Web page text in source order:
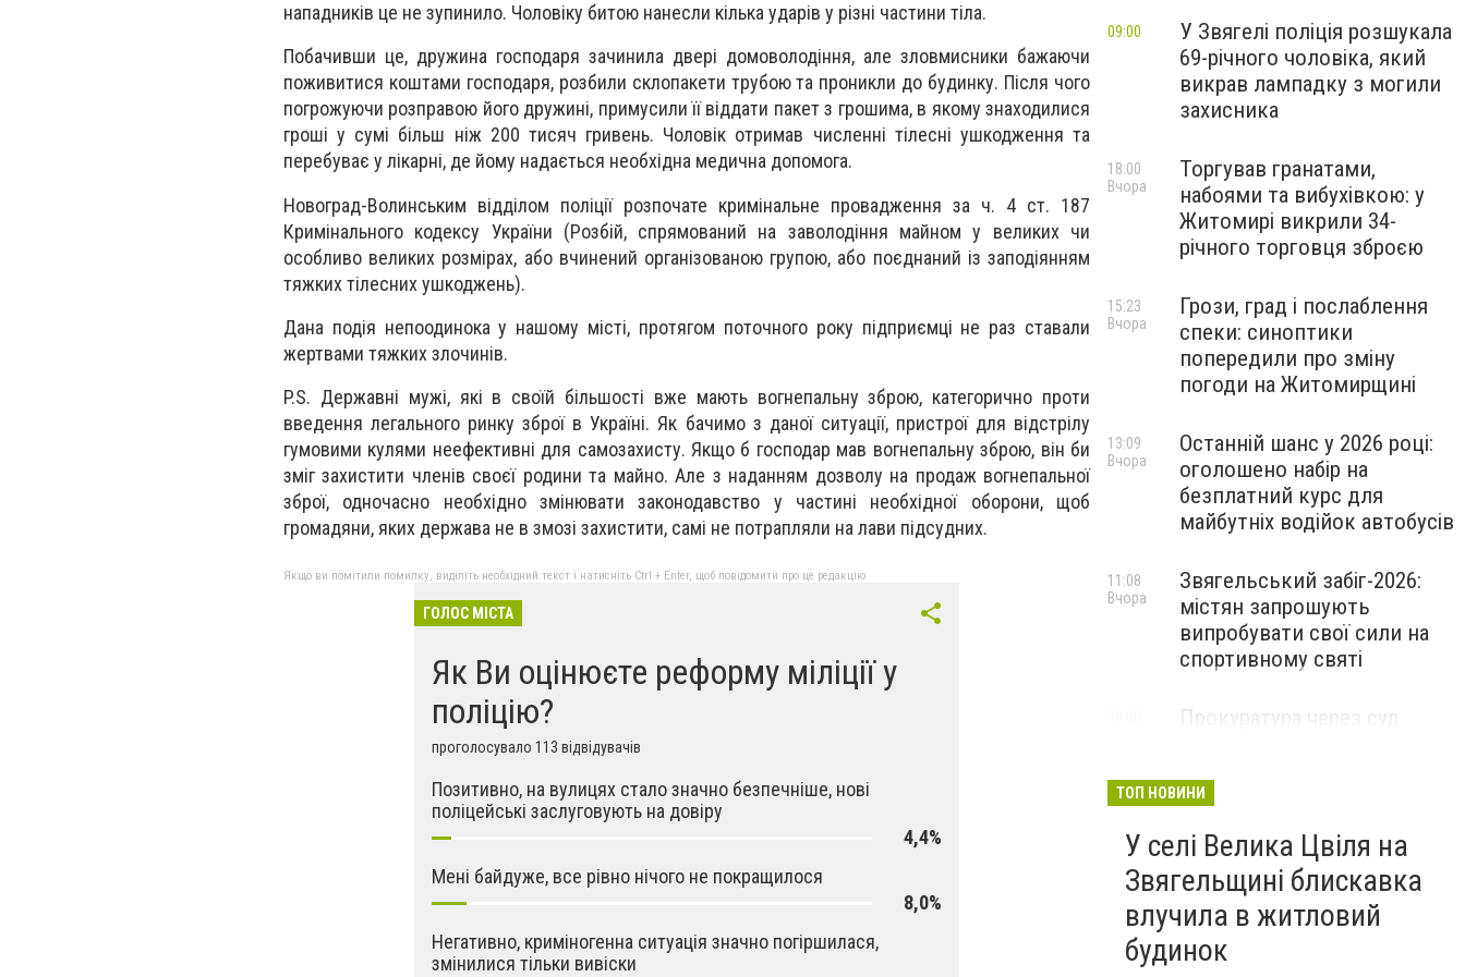
нападників це не зупинило. Чоловіку битою нанесли кілька ударів у різні частини тіла.
Побачивши це, дружина господаря зачинила двері домоволодіння, але зловмисники бажаючи
поживитися коштами господаря, розбили склопакети трубою та проникли до будинку. Після чого
погрожуючи розправою його дружині, примусили її віддати пакет з грошима, в якому знаходилися
гроші у сумі більш ніж 200 тисяч гривень. Чоловік отримав численні тілесні ушкодження та
перебуває у лікарні, де йому надається необхідна медична допомога.
Новоград-Волинським відділом поліції розпочате кримінальне провадження за ч. 4 ст. 187
Кримінального кодексу України (Розбій, спрямований на заволодіння майном у великих чи
особливо великих розмірах, або вчинений організованою групою, або поєднаний із заподіянням
тяжких тілесних ушкоджень).
Дана подія непоодинока у нашому місті, протягом поточного року підприємці не раз ставали
жертвами тяжких злочинів.
P.S. Державні мужі, які в своїй більшості вже мають вогнепальну зброю, категорично проти
введення легального ринку зброї в Україні. Як бачимо з даної ситуації, пристрої для відстрілу
гумовими кулями неефективні для самозахисту. Якщо б господар мав вогнепальну зброю, він би
зміг захистити членів своєї родини та майно. Але з наданням дозволу на продаж вогнепальної
зброї, одночасно необхідно змінювати законодавство у частині необхідної оборони, щоб
громадяни, яких держава не в змозі захистити, самі не потрапляли на лави підсудних.
Якщо ви помітили помилку, виділіть необхідний текст і натисніть Ctrl + Enter, щоб повідомити про це редакцію
ГОЛОС МІСТА
Як Ви оцінюєте реформу міліції у
поліцію?
проголосувало 113 відвідувачів
Позитивно, на вулицях стало значно безпечніше, нові
поліцейські заслуговують на довіру
4,4%
Мені байдуже, все рівно нічого не покращилося
8,0%
Негативно, криміногенна ситуація значно погіршилася,
змінилися тільки вивіски
У Звягелі поліція розшукала
69-річного чоловіка, який
викрав лампадку з могили
захисника
09:00
Торгував гранатами,
набоями та вибухівкою: у
Житомирі викрили 34-
річного торговця зброєю
18:00
Вчора
Грози, град і послаблення
спеки: синоптики
попередили про зміну
погоди на Житомирщині
15:23
Вчора
Останній шанс у 2026 році:
оголошено набір на
безплатний курс для
майбутніх водійок автобусів
13:09
Вчора
Звягельський забіг-2026:
містян запрошують
випробувати свої сили на
спортивному святі
11:08
Вчора
Прокуратура через суд
ТОП НОВИНИ
У селі Велика Цвіля на
Звягельщині блискавка
влучила в житловий
будинок